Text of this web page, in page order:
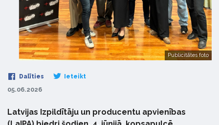
Publicitātes foto
Dalīties Ieteikt
05.06.2026
Latvijas Izpildītāju un producentu apvienības